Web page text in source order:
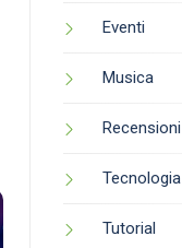
Eventi
Musica
Recensioni
Tecnologia
Tutorial